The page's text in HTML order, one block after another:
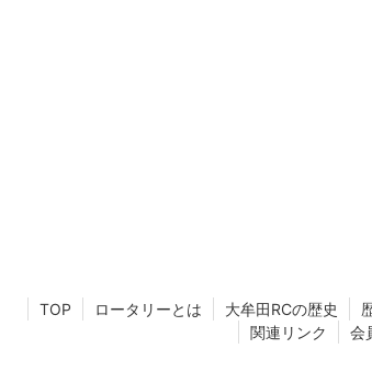
TOP ロータリーとは 大牟田RCの歴史
関連リンク
会